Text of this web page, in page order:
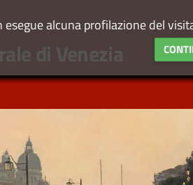
di Venezia
alcuna profilazione del